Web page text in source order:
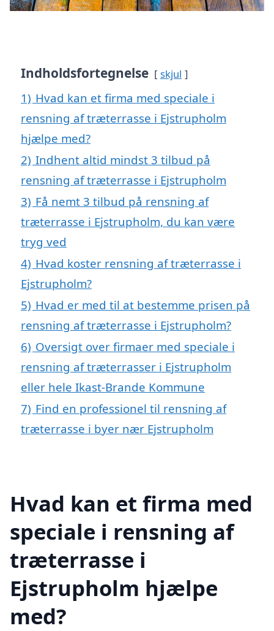
Indholdsfortegnelse skjul
1) Hvad kan et firma med speciale i
rensning af træterrasse i Ejstrupholm
hjælpe med?
2) Indhent altid mindst 3 tilbud på
rensning af træterrasse i Ejstrupholm
3) Få nemt 3 tilbud på rensning af
træterrasse i Ejstrupholm, du kan være
tryg ved
4) Hvad koster rensning af træterrasse i
Ejstrupholm?
5) Hvad er med til at bestemme prisen på
rensning af træterrasse i Ejstrupholm?
6) Oversigt over firmaer med speciale i
rensning af træterrasser i Ejstrupholm
eller hele Ikast-Brande Kommune
7) Find en professionel til rensning af
træterrasse i byer nær Ejstrupholm
Hvad kan et firma med
speciale i rensning af
træterrasse i
Ejstrupholm hjælpe
med?